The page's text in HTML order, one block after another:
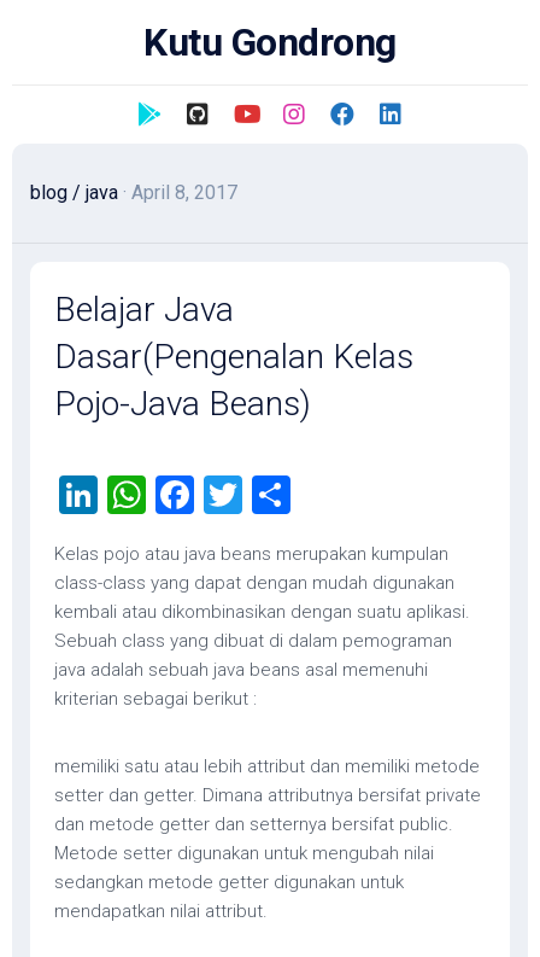
Kutu Gondrong
blog / java · April 8, 2017
Belajar Java
Dasar(Pengenalan Kelas
Pojo-Java Beans)
LinkedIn
WhatsApp
Facebook
Twitter
Kelas pojo atau java beans merupakan kumpulan
class-class yang dapat dengan mudah digunakan
kembali atau dikombinasikan dengan suatu aplikasi.
Sebuah class yang dibuat di dalam pemograman
java adalah sebuah java beans asal memenuhi
kriterian sebagai berikut :
memiliki satu atau lebih attribut dan memiliki metode
setter dan getter. Dimana attributnya bersifat private
dan metode getter dan setternya bersifat public.
Metode setter digunakan untuk mengubah nilai
sedangkan metode getter digunakan untuk
mendapatkan nilai attribut.